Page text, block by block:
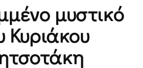
μυστικό
Κυριάκου